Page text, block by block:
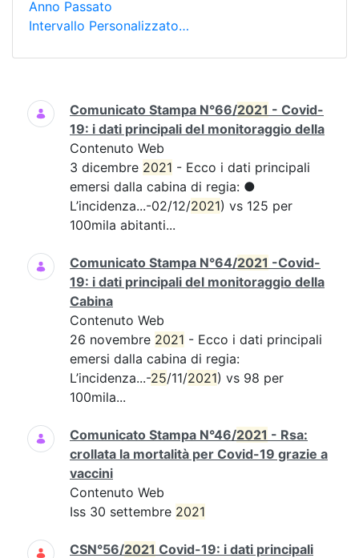
Anno Passato
Intervallo Personalizzato…
Ricerca
Comunicato Stampa N°66/2021 - Covid-
19: i dati principali del monitoraggio della
Contenuto Web
3 dicembre 2021 - Ecco i dati principali
emersi dalla cabina di regia: ●
L’incidenza...-02/12/2021) vs 125 per
100mila abitanti...
Comunicato Stampa N°64/2021 -Covid-
19: i dati principali del monitoraggio della
Cabina
Contenuto Web
26 novembre 2021 - Ecco i dati principali
emersi dalla cabina di regia:
L’incidenza...-25/11/2021) vs 98 per
100mila...
Comunicato Stampa N°46/2021 - Rsa:
crollata la mortalità per Covid-19 grazie a
vaccini
Contenuto Web
Iss 30 settembre 2021
CSN°56/2021 Covid-19: i dati principali